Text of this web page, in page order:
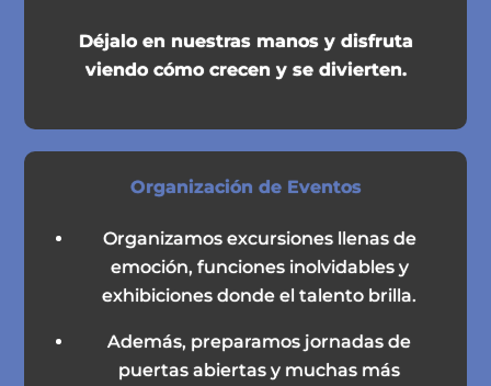
Déjalo en nuestras manos y disfruta
viendo cómo crecen y se divierten.
Organización de Eventos
Organizamos excursiones llenas de
emoción, funciones inolvidables y
exhibiciones donde el talento brilla.
Además, preparamos jornadas de
puertas abiertas y muchas más